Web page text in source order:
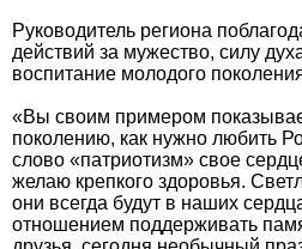
Руководитель региона
действий за мужество, силу
воспитание молодого
«Вы своим примером
поколению, как нужно любить
слово «патриотизм» свое
желаю крепкого здоровья.
они всегда будут в наших
отношением поддерживать